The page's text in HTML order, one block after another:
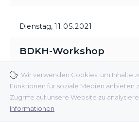
Wir verwenden Cookies, um Inhalte
Funktionen für soziale Medien anbieten
Zugriffe auf unsere Website zu
Informationen
Dienstag, 11.05.2021
BDKH-Workshop
Vorträge von Patrick Hergert
Experte), Ulrica Griffiths (Griffiths
Dr. Stefano Armandi